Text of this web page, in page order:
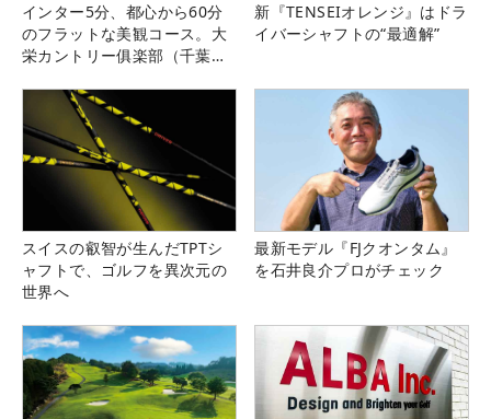
インター5分、都心から60分
のフラットな美観コース。大
栄カントリー俱楽部（千葉
新『TENSEIオレンジ』はドラ
イバーシャフトの“最適解”
スイスの叡智が生んだTPTシ
ャフトで、ゴルフを異次元の
世界へ
最新モデル『FJクオンタム』
を石井良介プロがチェック